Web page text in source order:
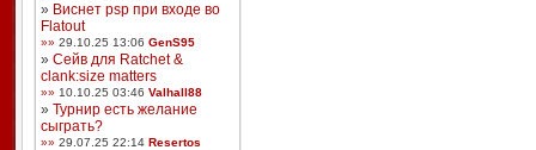
» Виснет psp при входе во
Flatout
»» 29.10.25 13:06 GenS95
» Сейв для Ratchet &
clank:size matters
»» 10.10.25 03:46 Valhall88
» Турнир есть желание
сыграть?
»» 29.07.25 22:14 Resertos